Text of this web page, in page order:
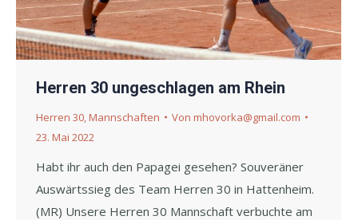
Herren 30 ungeschlagen am Rhein
Herren 30 Mannschaften Von mhovorka@gmail.com
23. Mai 2022
Habt ihr auch den Papagei gesehen? Souveräner
Auswärtssieg des Team Herren 30 in Hattenheim.
(MR) Unsere Herren 30 Mannschaft verbuchte am